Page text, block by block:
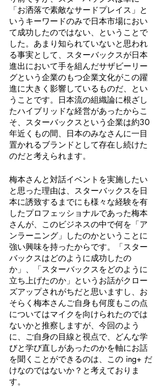
「お洒落で素敵なサードプレイス」と
いうキーワードのみで日本市場におい
て成功したのではない、ということで
した。あまり知られていないと思われ
る事実として、スターバックスが日本
進出において手を組んだサザビーリー
グという企業のもつ企業文化がこの躍
進に大きく影響しているものだ、とい
うことです。日本流の組織論に根ざし
たハイブリッドな経営があったからこ
そ、スターバックスという企業は約30
年近くもの間、日本のみなさんに一目
置かれるブランドとして存在し続けた
のだと考えられます。
梅本さんと対話イベントを実施したい
と思った理由は、スターバックスを日
本に誘致するまでにも様々な経験を有
したプロフェッショナルであった梅本
さんが、このビジネスの中で何を「ア
ンラーニング」したのかということに
強い興味を持ったからです。「スター
バックスはどのように成功したの
か」、「スターバックスをどのように
立ち上げたのか」というお話がクロー
ズアップされがちだと思いますし、お
そらく梅本さんご自身も何度もこの点
についてはマイクを向けられたのでは
ないかと推察しますが、今回のよう
に、ご自身の目線と視点で、どんな学
びと学び直しがあったのかを軸にお話
を聞くことができるのは、この ing+ だ
けなのではないか？と考えておりま
す。